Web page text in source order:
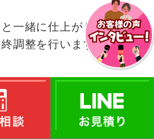
一緒に仕上がりを確認
調整を行います。